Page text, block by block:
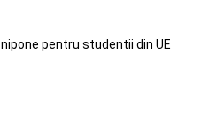
pentru studentii din UE